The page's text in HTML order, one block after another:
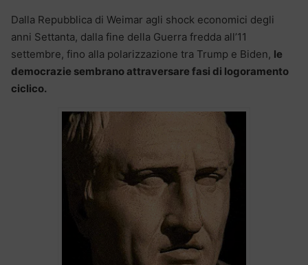
Dalla Repubblica di Weimar agli shock economici degli
anni Settanta, dalla fine della Guerra fredda all’11
settembre, fino alla polarizzazione tra Trump e Biden, le
democrazie sembrano attraversare fasi di logoramento
ciclico.